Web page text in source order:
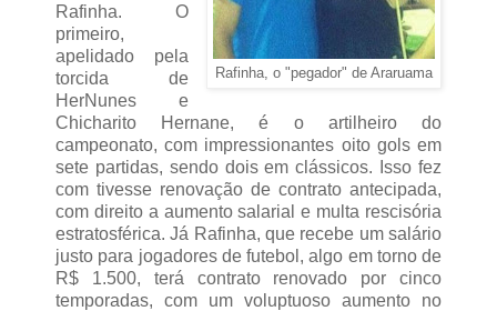
Rafinha, o "pegador" de Araruama
Rafinha. O
primeiro,
apelidado pela
torcida de
HerNunes e
Chicharito Hernane, é o artilheiro do
campeonato, com impressionantes oito gols em
sete partidas, sendo dois em clássicos. Isso fez
com tivesse renovação de contrato antecipada,
com direito a aumento salarial e multa rescisória
estratosférica. Já Rafinha, que recebe um salário
justo para jogadores de futebol, algo em torno de
R$ 1.500, terá contrato renovado por cinco
temporadas, com um voluptuoso aumento no